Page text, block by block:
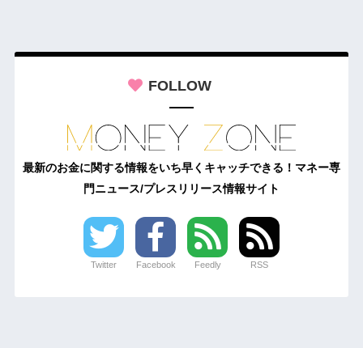
FOLLOW
最新のお金に関する情報をいち早くキャッチできる！マネー専
門ニュース/プレスリリース情報サイト
Twitter Facebook Feedly RSS